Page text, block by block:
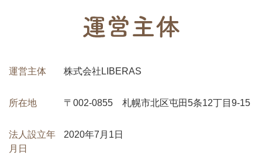
運営主体 株式会社LIBERAS
所在地 〒002-0855 札幌市北区屯田5条12丁目9-15
法人設立年
月日
2020年7月1日